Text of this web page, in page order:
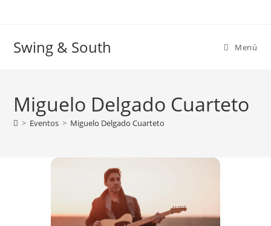
Swing & South Menú
Miguelo Delgado Cuarteto
> Eventos > Miguelo Delgado Cuarteto